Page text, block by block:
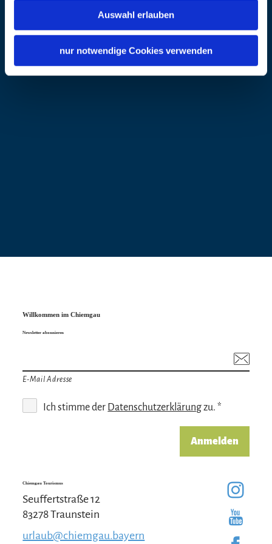
Auswahl erlauben
nur notwendige Cookies verwenden
Kammerorchester Grendach
83373 Tengling
Willkommen im Chiemgau
Newsletter abonnieren
E-Mail Adresse
Ich stimme der Datenschutzerklärungzu. *
Anmelden
Chiemgau Tourismus
Seuffertstraße 12
83278 Traunstein
urlaub@chiemgau.bayern